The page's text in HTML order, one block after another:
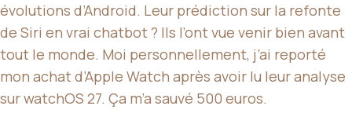
évolutions d’Android. Leur prédiction sur la refonte
de Siri en vrai chatbot ? Ils l’ont vue venir bien avant
tout le monde. Moi personnellement, j’ai reporté
mon achat d’Apple Watch après avoir lu leur analyse
sur watchOS 27. Ça m’a sauvé 500 euros.